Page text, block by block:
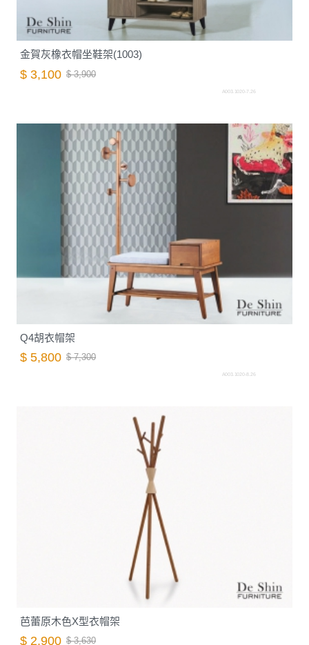
金賀灰橡衣帽坐鞋架(1003)
$ 3,100 $ 3,900
A003.1020-7.26
Q4胡衣帽架
$ 5,800 $ 7,300
A003.1020-8.26
芭蕾原木色X型衣帽架
$ 2,900 $ 3,630